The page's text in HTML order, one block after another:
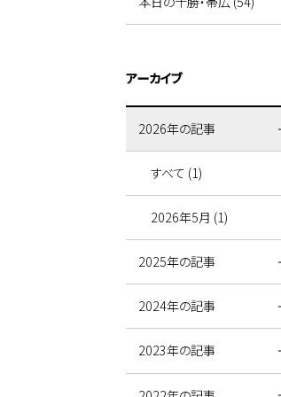
アーカイブ
2026年の記事
すべて (1)
2026年5月 (1)
2025年の記事
2024年の記事
2023年の記事